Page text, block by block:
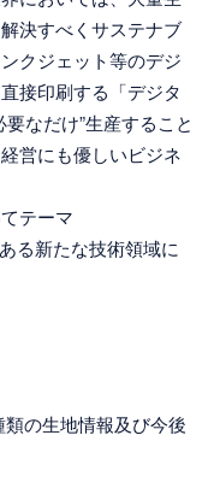
決すべくサステナブ
クジェット等のデジ
接印刷する「デジタ
なだけ”生産すること
営にも優しいビジネ
テーマ
る新たな技術領域に
生地情報及び今後